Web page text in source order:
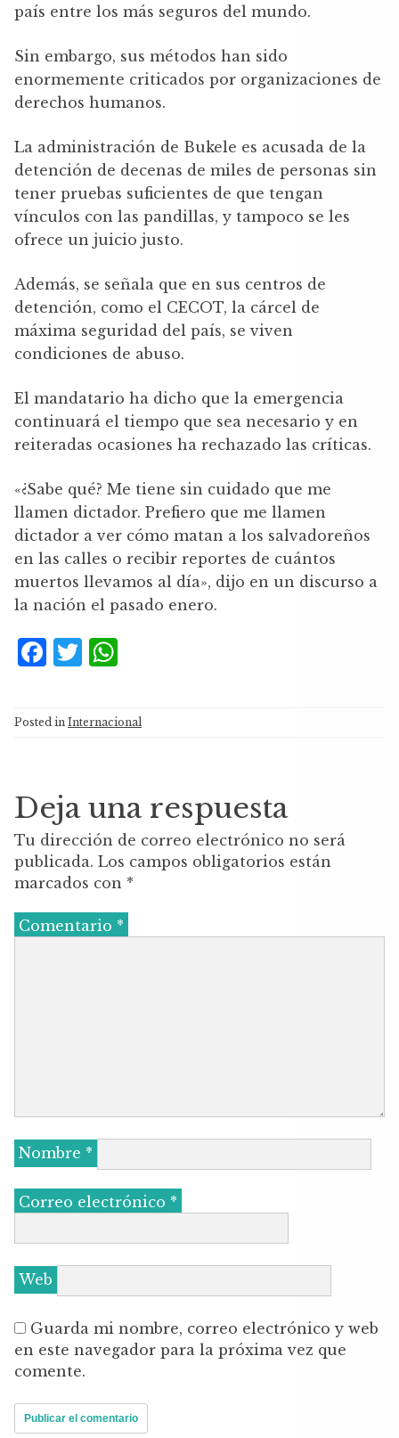
país entre los más seguros del mundo.
Sin embargo, sus métodos han sido
enormemente criticados por organizaciones de
derechos humanos.
La administración de Bukele es acusada de la
detención de decenas de miles de personas sin
tener pruebas suficientes de que tengan
vínculos con las pandillas, y tampoco se les
ofrece un juicio justo.
Además, se señala que en sus centros de
detención, como el CECOT, la cárcel de
máxima seguridad del país, se viven
condiciones de abuso.
El mandatario ha dicho que la emergencia
continuará el tiempo que sea necesario y en
reiteradas ocasiones ha rechazado las críticas.
«¿Sabe qué? Me tiene sin cuidado que me
llamen dictador. Prefiero que me llamen
dictador a ver cómo matan a los salvadoreños
en las calles o recibir reportes de cuántos
muertos llevamos al día», dijo en un discurso a
la nación el pasado enero.
F
c
e
o
o
k
T
te
at
s
p
p
Posted in Internacional
Deja una respuesta
Tu dirección de correo electrónico no será
publicada. Los campos obligatorios están
marcados con *
Comentario *
Nombre *
Correo electrónico *
Web
Guarda mi nombre, correo electrónico y web
en este navegador para la próxima vez que
comente.